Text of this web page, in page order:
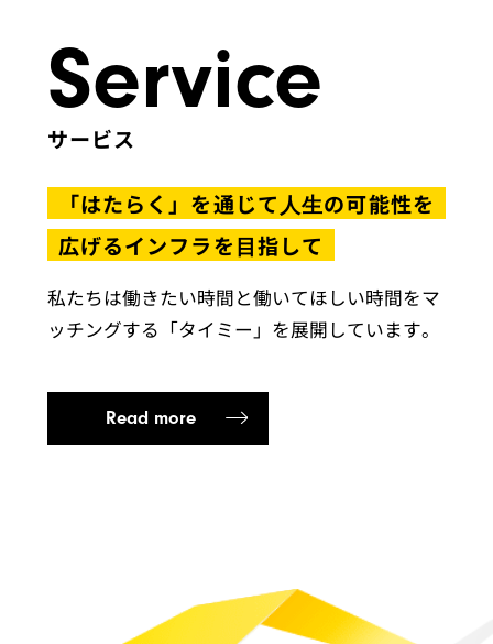
Service
サービス
「はたらく」を通じて⼈⽣の可能性を
広げるインフラを⽬指して
私たちは働きたい時間と働いてほしい時間をマ
ッチングする「タイミー」を展開しています。
Read more